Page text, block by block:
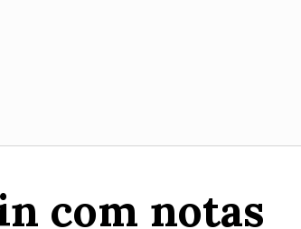
com notas